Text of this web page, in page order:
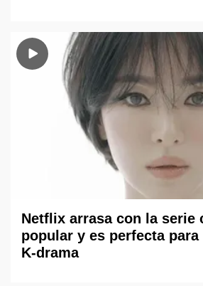
Netflix arrasa con la serie
popular y es perfecta para
K-drama